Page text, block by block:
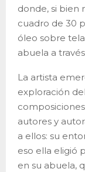
donde, si bien
cuadro de 30
óleo sobre
abuela a
La artista
exploración
autores y
a ellos: su
eso ella eligió
en su abuela,